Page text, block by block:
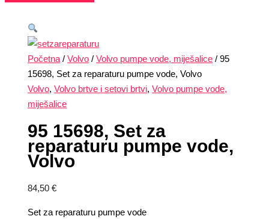
Početna /Volvo /Volvo pumpe vode, miješalice / 95
15698, Set za reparaturu pumpe vode, Volvo
Volvo,Volvo brtve i setovi brtvi,Volvo pumpe vode,
miješalice
95 15698, Set za
reparaturu pumpe vode,
Volvo
84,50€
Set za reparaturu pumpe vode